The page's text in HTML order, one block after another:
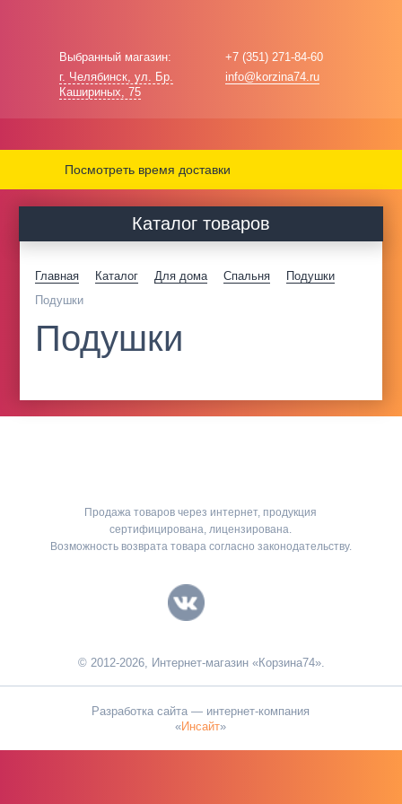
Выбранный магазин:
г. Челябинск, ул. Бр.
Кашириных, 75
+7 (351) 271-84-60
info@korzina74.ru
Посмотреть время доставки
Каталог товаров
Главная Каталог Для дома Спальня
Подушки
Подушки
Подушки
Продажа товаров через интернет, продукция
сертифицирована, лицензирована.
Возможность возврата товара согласно законодательству.
© 2012-2026, Интернет-магазин «Корзина74».
Разработка сайта — интернет-компания
«Инсайт»